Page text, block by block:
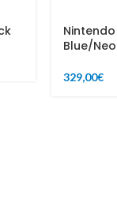
Nintendo
Blue/
329,00€